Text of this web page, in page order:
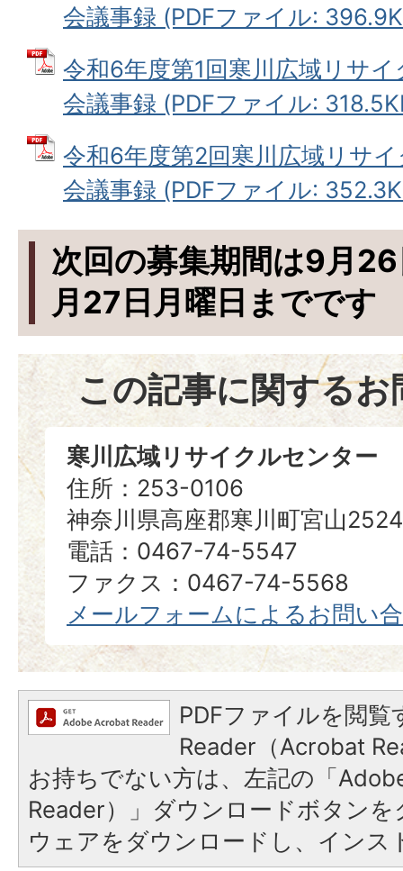
会議事録 (PDFファイル:
令和6年度第1回寒川広域リサ
会議事録 (PDFファイル:
令和6年度第2回寒川広域リサ
会議事録 (PDFファイル:
次回の募集期間は9月
月27日月曜日までです
この記事に関するお
寒川広域リサイクルセンター
住所：253-0106
神奈川県高座郡寒川町宮山
電話：0467-74-5547
ファクス：0467-74-5568
メールフォームによるお問い
PDFファイルを閲
Reader（Acrobat
お持ちでない方は、左記の「
Reader）」ダウンロードボタン
ウェアをダウンロードし、インス